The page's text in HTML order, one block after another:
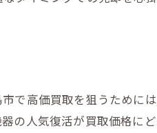
で高価買取を狙うために
の人気復活が買取価格に